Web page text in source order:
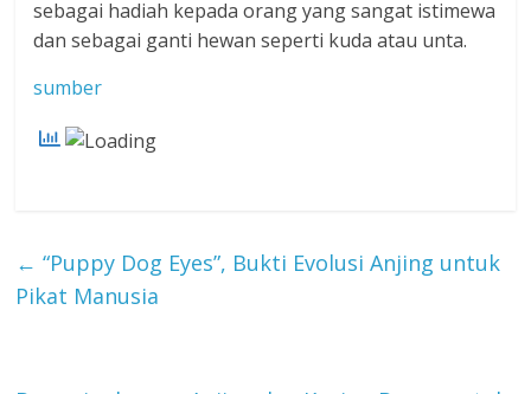
sebagai hadiah kepada orang yang sangat istimewa
dan sebagai ganti hewan seperti kuda atau unta.
sumber
← “Puppy Dog Eyes”, Bukti Evolusi Anjing untuk
Pikat Manusia